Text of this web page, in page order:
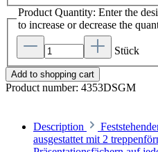
Product Quantity: Enter the
to increase or decrease the
Stück
Add to shopping cart
Product number: 4353DSGM
Description
ausgestattet mit 2